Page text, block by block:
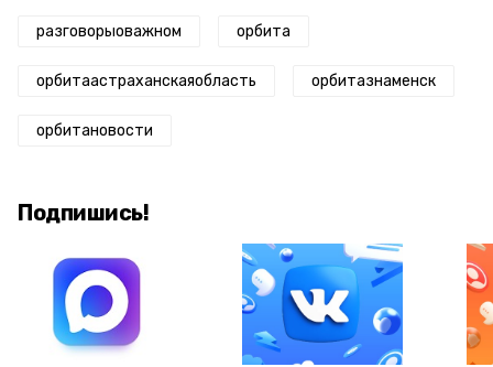
разговорыоважном орбита
орбитаастраханскаяобласть орбитазнаменск
орбитановости
Подпишись!